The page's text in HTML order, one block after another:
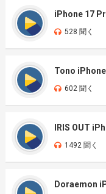
iPhone 17
528 聞く
Tono
602 聞く
IRIS OUT
1492 聞く
Doraemon